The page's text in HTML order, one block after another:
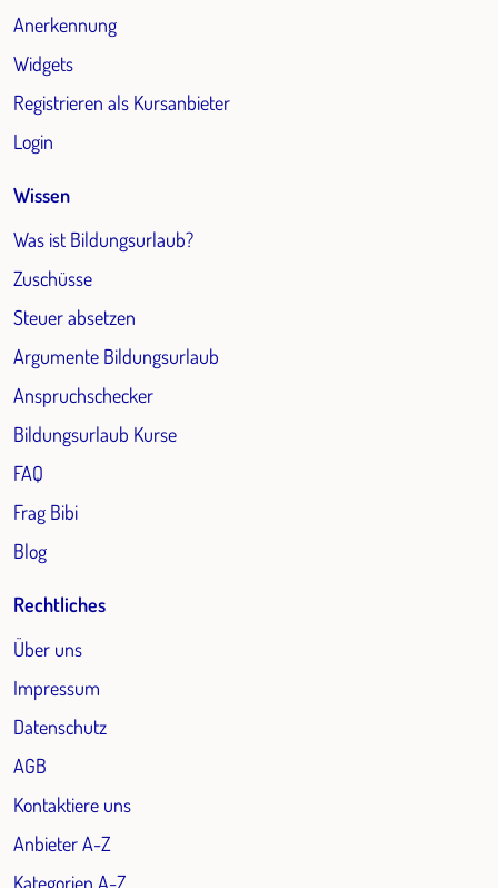
Anerkennung
Widgets
Registrieren als Kursanbieter
Login
Wissen
Was ist Bildungsurlaub?
Zuschüsse
Steuer absetzen
Argumente Bildungsurlaub
Anspruchschecker
Bildungsurlaub Kurse
FAQ
Frag Bibi
Blog
Rechtliches
Über uns
Impressum
Datenschutz
AGB
Kontaktiere uns
Anbieter A-Z
Kategorien A-Z